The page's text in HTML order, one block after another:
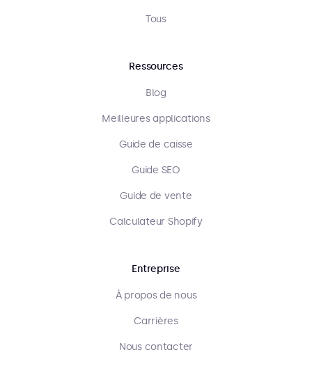
Tous
Ressources
Blog
Meilleures applications
Guide de caisse
Guide SEO
Guide de vente
Calculateur Shopify
Entreprise
À propos de nous
Carrières
Nous contacter